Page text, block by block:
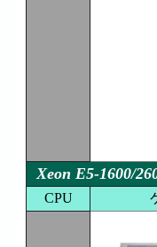
Xeon E5-1600/
CPU